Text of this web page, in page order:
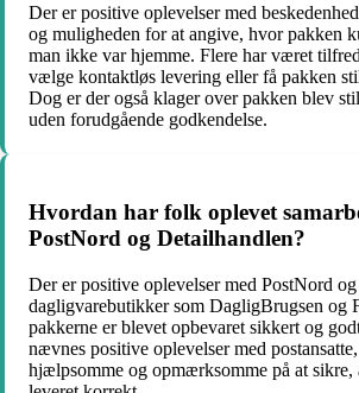
Der er positive oplevelser med
og muligheden for at angive, hvor pakken
man ikke var hjemme. Flere har været
vælge kontaktløs levering eller få pakken
Dog er der også klager over pakken blev
uden forudgående godkendelse.
Hvordan har folk oplevet
PostNord og Detailhandlen?
Der er positive oplevelser med PostNord og
dagligvarebutikker som DagligBrugsen og
pakkerne er blevet opbevaret sikkert og
nævnes positive oplevelser med
hjælpsomme og opmærksomme på at sikre,